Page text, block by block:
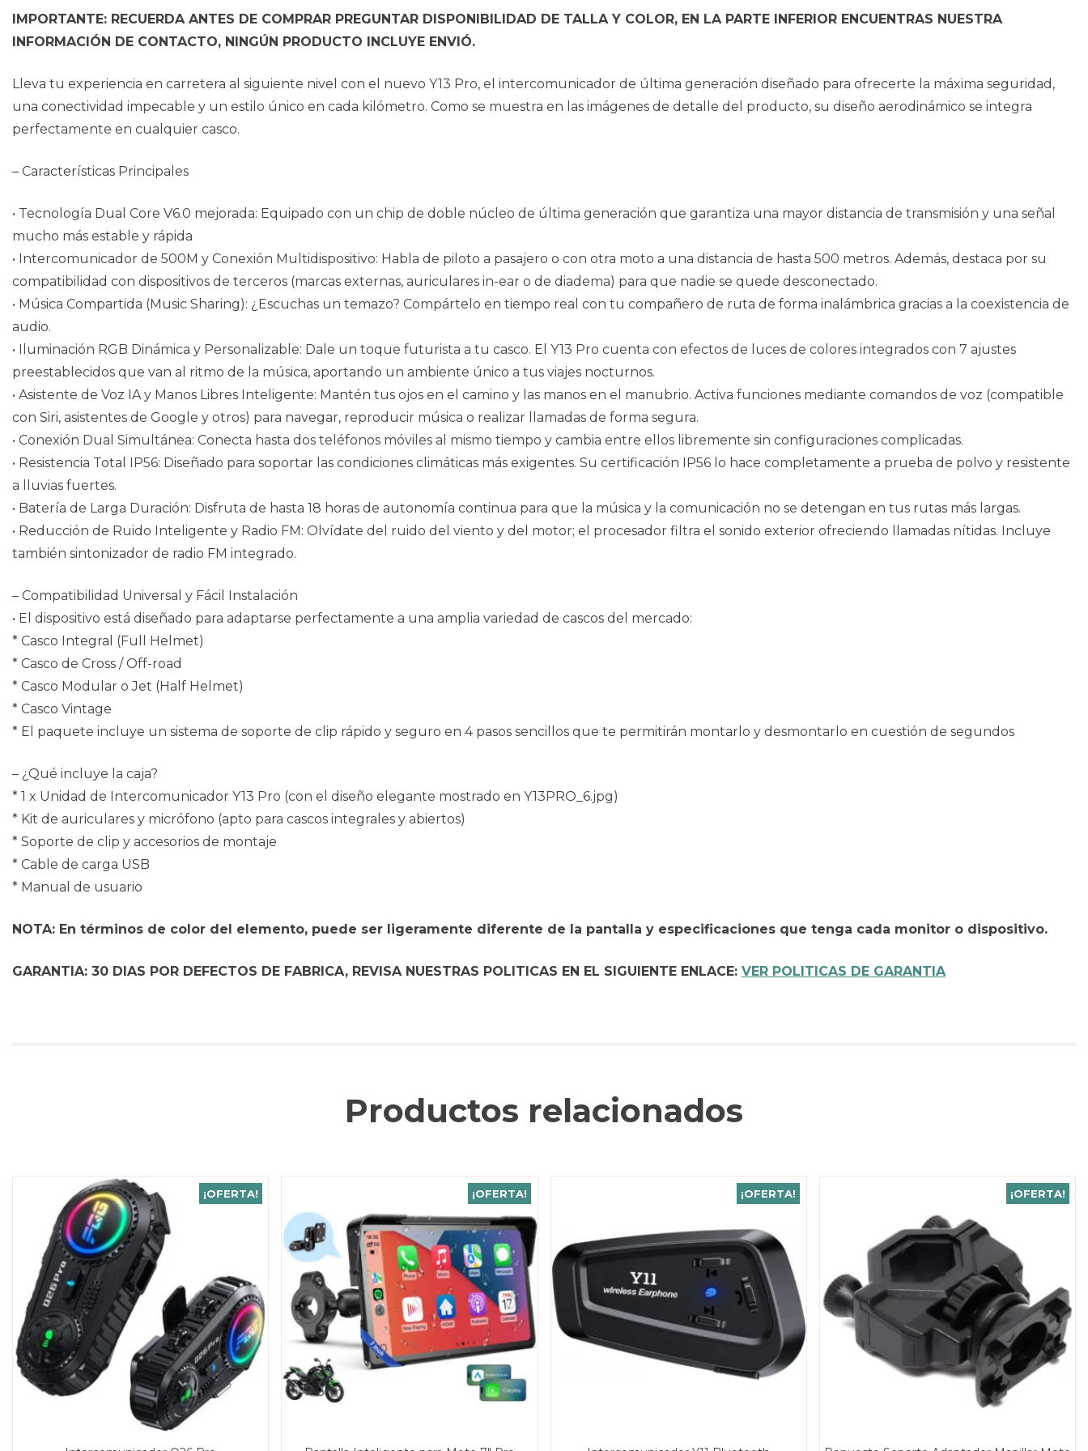
IMPORTANTE: RECUERDA ANTES DE COMPRAR PREGUNTAR DISPONIBILIDAD DE TALLA Y COLOR, EN LA PARTE INFERIOR ENCUENTRAS NUESTRA
INFORMACIÓN DE CONTACTO, NINGÚN PRODUCTO INCLUYE ENVIÓ.
Lleva tu experiencia en carretera al siguiente nivel con el nuevo Y13 Pro, el intercomunicador de última generación diseñado para ofrecerte la máxima seguridad,
una conectividad impecable y un estilo único en cada kilómetro. Como se muestra en las imágenes de detalle del producto, su diseño aerodinámico se integra
perfectamente en cualquier casco.
– Características Principales
• Tecnología Dual Core V6.0 mejorada: Equipado con un chip de doble núcleo de última generación que garantiza una mayor distancia de transmisión y una señal
mucho más estable y rápida
• Intercomunicador de 500M y Conexión Multidispositivo: Habla de piloto a pasajero o con otra moto a una distancia de hasta 500 metros. Además, destaca por su
compatibilidad con dispositivos de terceros (marcas externas, auriculares in-ear o de diadema) para que nadie se quede desconectado.
• Música Compartida (Music Sharing): ¿Escuchas un temazo? Compártelo en tiempo real con tu compañero de ruta de forma inalámbrica gracias a la coexistencia de
audio.
• Iluminación RGB Dinámica y Personalizable: Dale un toque futurista a tu casco. El Y13 Pro cuenta con efectos de luces de colores integrados con 7 ajustes
preestablecidos que van al ritmo de la música, aportando un ambiente único a tus viajes nocturnos.
• Asistente de Voz IA y Manos Libres Inteligente: Mantén tus ojos en el camino y las manos en el manubrio. Activa funciones mediante comandos de voz (compatible
con Siri, asistentes de Google y otros) para navegar, reproducir música o realizar llamadas de forma segura.
• Conexión Dual Simultánea: Conecta hasta dos teléfonos móviles al mismo tiempo y cambia entre ellos libremente sin configuraciones complicadas.
• Resistencia Total IP56: Diseñado para soportar las condiciones climáticas más exigentes. Su certificación IP56 lo hace completamente a prueba de polvo y resistente
a lluvias fuertes.
• Batería de Larga Duración: Disfruta de hasta 18 horas de autonomía continua para que la música y la comunicación no se detengan en tus rutas más largas.
• Reducción de Ruido Inteligente y Radio FM: Olvídate del ruido del viento y del motor; el procesador filtra el sonido exterior ofreciendo llamadas nítidas. Incluye
también sintonizador de radio FM integrado.
– Compatibilidad Universal y Fácil Instalación
• El dispositivo está diseñado para adaptarse perfectamente a una amplia variedad de cascos del mercado:
* Casco Integral (Full Helmet)
* Casco de Cross / Off-road
* Casco Modular o Jet (Half Helmet)
* Casco Vintage
* El paquete incluye un sistema de soporte de clip rápido y seguro en 4 pasos sencillos que te permitirán montarlo y desmontarlo en cuestión de segundos
– ¿Qué incluye la caja?
* 1 x Unidad de Intercomunicador Y13 Pro (con el diseño elegante mostrado en Y13PRO_6.jpg)
* Kit de auriculares y micrófono (apto para cascos integrales y abiertos)
* Soporte de clip y accesorios de montaje
* Cable de carga USB
* Manual de usuario
NOTA: En términos de color del elemento, puede ser ligeramente diferente de la pantalla y especificaciones que tenga cada monitor o dispositivo.
GARANTIA: 30 DIAS POR DEFECTOS DE FABRICA, REVISA NUESTRAS POLITICAS EN EL SIGUIENTE ENLACE: VER POLITICAS DE GARANTIA
Productos relacionados
¡OFERTA! ¡OFERTA! ¡OFERTA! ¡OFERTA!